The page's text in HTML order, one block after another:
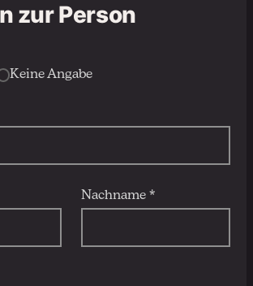
zur Person
Keine Angabe
Nachname *